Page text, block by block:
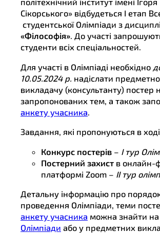
політехнічний інститут імені Ігоря
Сікорського» відбудеться І етап
студентської Олімпіади з
«Філософія». До участі
студенти всіх спеціальностей.
Для участі в Олімпіаді необхідно
10.05.2024 р. надіслати
викладачу (консультанту) постер
запропонованих тем, а також
анкету учасника
Завдання, які пропонуються в
Конкурс постерів – І тур
Постерний захист в онлайн-
платформі Zoom – ІІ тур
Детальну інформацію про
проведення Олімпіади, теми
анкету учасника можна знайти на
Олімпіади або у предметних